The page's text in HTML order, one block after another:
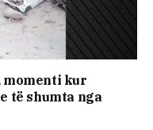
momenti kur
të shumta nga